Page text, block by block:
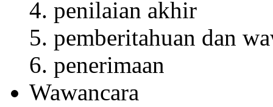
penilaian akhir
pemberitahuan dan
penerimaan
Wawancara